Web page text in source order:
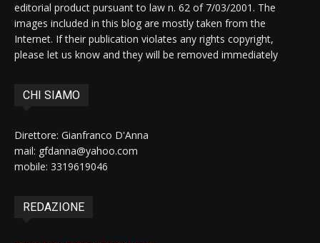
editorial product pursuant to law n. 62 of 7/03/2001. The
images included in this blog are mostly taken from the
Internet. If their publication violates any rights copyright,
please let us know and they will be removed immediately
CHI SIAMO
Direttore: Gianfranco D'Anna
mail: gfdanna@yahoo.com
mobile: 3319619046
REDAZIONE